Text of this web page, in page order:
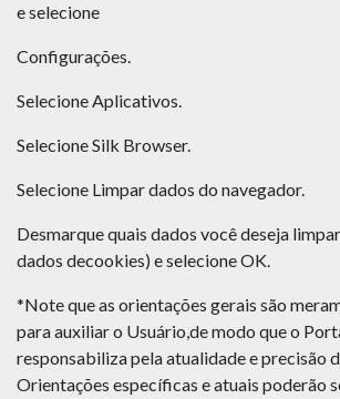
e selecione
Configurações.
Selecione Aplicativos.
Selecione Silk Browser.
Selecione Limpar dados do navegador.
Desmarque quais dados você deseja
dados decookies) e selecione OK.
*Note que as orientações gerais são
para auxiliar o Usuário,de modo que o
responsabiliza pela atualidade e precisão
Orientações específicas e atuais poderão